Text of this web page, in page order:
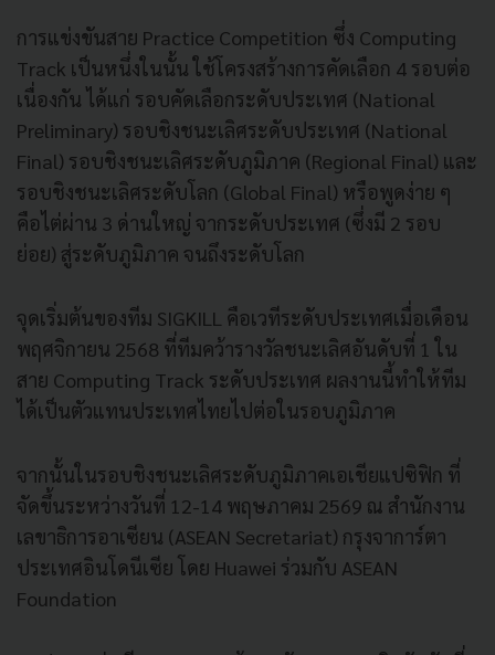
การแข่งขันสาย Practice Competition ซึ่ง Computing
Track เป็นหนึ่งในนั้น ใช้โครงสร้างการคัดเลือก 4 รอบต่อ
เนื่องกัน ได้แก่ รอบคัดเลือกระดับประเทศ (National
Preliminary) รอบชิงชนะเลิศระดับประเทศ (National
Final) รอบชิงชนะเลิศระดับภูมิภาค (Regional Final) และ
รอบชิงชนะเลิศระดับโลก (Global Final) หรือพูดง่าย ๆ
คือไต่ผ่าน 3 ด่านใหญ่ จากระดับประเทศ (ซึ่งมี 2 รอบ
ย่อย) สู่ระดับภูมิภาค จนถึงระดับโลก
จุดเริ่มต้นของทีม SIGKILL คือเวทีระดับประเทศเมื่อเดือน
พฤศจิกายน 2568 ที่ทีมคว้ารางวัลชนะเลิศอันดับที่ 1 ใน
สาย Computing Track ระดับประเทศ ผลงานนี้ทำให้ทีม
ได้เป็นตัวแทนประเทศไทยไปต่อในรอบภูมิภาค
จากนั้นในรอบชิงชนะเลิศระดับภูมิภาคเอเชียแปซิฟิก ที่
จัดขึ้นระหว่างวันที่ 12-14 พฤษภาคม 2569 ณ สำนักงาน
เลขาธิการอาเซียน (ASEAN Secretariat) กรุงจาการ์ตา
ประเทศอินโดนีเซีย โดย Huawei ร่วมกับ ASEAN
Foundation